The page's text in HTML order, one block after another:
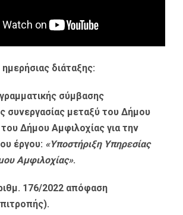
διάταξης:
σύμβασης
συνεργασίας μεταξύ του Δήμου
του Δήμου Αμφιλοχίας για την
έργου: «Υποστήριξη Υπηρεσίας
Αμφιλοχίας».
176/2022 απόφαση